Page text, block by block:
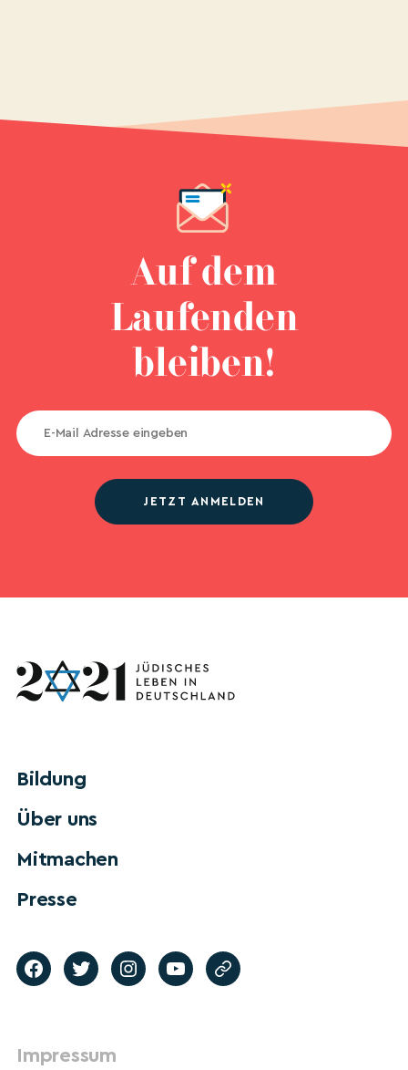
Auf dem
Laufenden
bleiben!
JETZT ANMELDEN
Bildung
Über uns
Mitmachen
Presse
Impressum